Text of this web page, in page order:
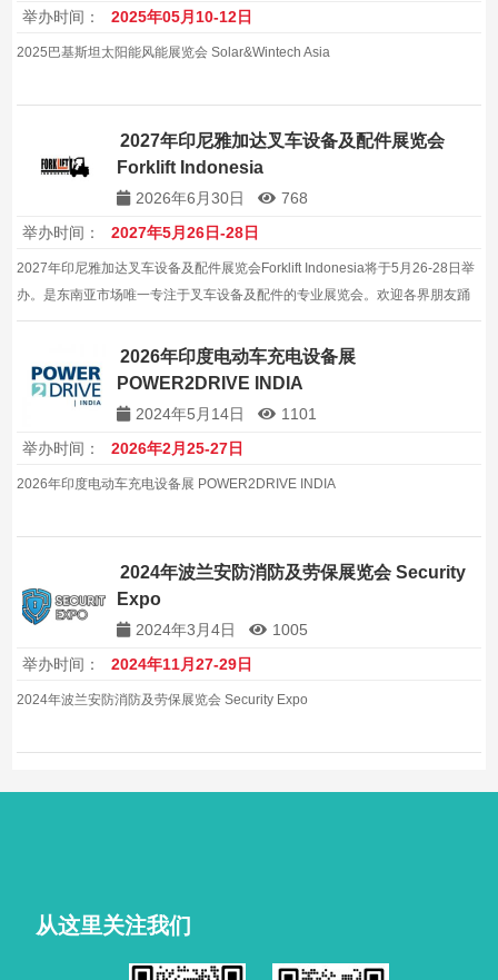
举办时间：
2025年05月10-12日
2025巴基斯坦太阳能风能展览会 Solar&Wintech Asia
2027年印尼雅加达叉车设备及配件展览会
Forklift Indonesia
2026年6月30日
768
举办时间：
2027年5月26日-28日
2027年印尼雅加达叉车设备及配件展览会Forklift Indonesia将于5月26-28日举
办。是东南亚市场唯一专注于叉车设备及配件的专业展览会。欢迎各界朋友踊
跃参展参观，共同见证行业的发展与进步本届展会是行业内具有重要影响力的
2026年印度电动车充电设备展
POWER2DRIVE INDIA
2024年5月14日
1101
举办时间：
2026年2月25-27日
2026年印度电动车充电设备展 POWER2DRIVE INDIA
2024年波兰安防消防及劳保展览会 Security
Expo
2024年3月4日
1005
举办时间：
2024年11月27-29日
2024年波兰安防消防及劳保展览会 Security Expo
从这里关注我们